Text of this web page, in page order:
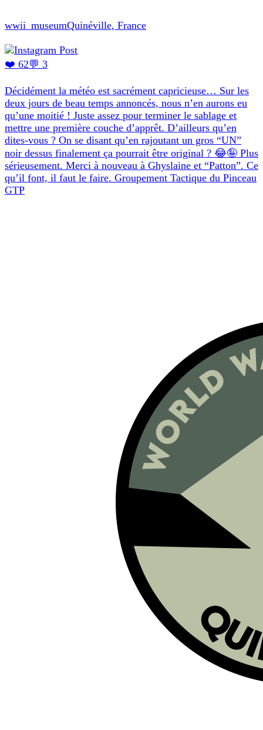
wwii_museumQuinéville, France
❤️ 62💬 3
Décidément la météo est sacrément capricieuse… Sur les
deux jours de beau temps annoncés, nous n’en aurons eu
qu’une moitié ! Juste assez pour terminer le sablage et
mettre une première couche d’apprêt. D’ailleurs qu’en
dites-vous ? On se disant qu’en rajoutant un gros “UN”
noir dessus finalement ça pourrait être original ? 😂🤪 Plus
sérieusement. Merci à nouveau à Ghyslaine et “Patton”. Ce
qu’il font, il faut le faire. Groupement Tactique du Pinceau
GTP